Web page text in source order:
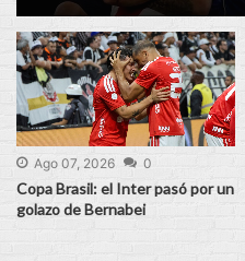
Ago 07, 2026 0
Copa Brasil: el Inter pasó por un
golazo de Bernabei